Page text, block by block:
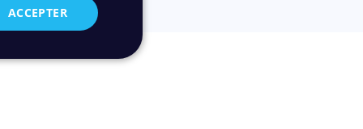
ACCEPTER